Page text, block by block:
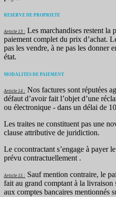
RESERVE DE PROPRIETE
Article 13 : Les marchandises restent la
paiement complet du prix d’achat.
pas les vendre, à ne pas les donner
état.
MODALITES DE PAIEMENT
Article 14 : Nos factures sont réputées
défaut d’avoir fait l’objet d’une
ou électronique - dans un délai de
Les traites ne constituent pas une
clause attributive de juridiction.
Le cocontractant s’engage à payer
prévu contractuellement .
Article 15 : Sauf mention contraire, le
fait au grand comptant à la livraison
aux comptes bancaires mentionnés